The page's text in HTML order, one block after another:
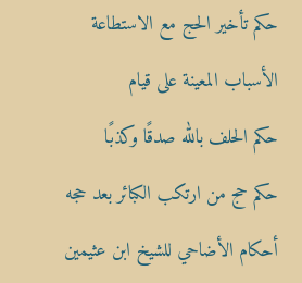
حكم تأخير الحج مع الاستطاعة
الأسباب المعينة على قيام
حكم الحلف بالله صدقًا وكذبًا
حكم حج من ارتكب الكبائر بعد حجه
أحكام الأضاحي للشيخ ابن عثيمين